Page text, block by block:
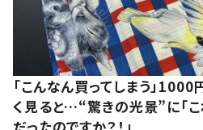
「こんなん買ってしまう」
く見ると…“驚きの光景”に「